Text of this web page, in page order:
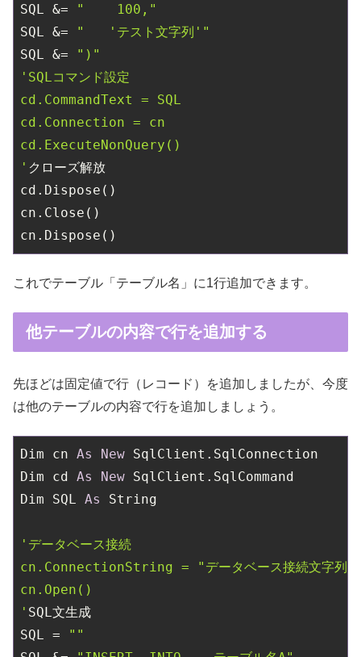
SQL &=
"    100,"
SQL &=
"   'テスト文字列'"
SQL &=
")"
'SQLコマンド設定
cd.CommandText = SQL
cd.Connection = cn
cd.ExecuteNonQuery()
' クローズ解放
cd.Dispose()
cn.Close()
これでテーブル「テーブル名」に1行追加できます。
他テーブルの内容で行を追加する
先ほどは固定値で行（レコード）を追加しましたが、今度
は他のテーブルの内容で行を追加しましょう。
Dim cn As New SqlClient.SqlConnection
Dim cd As New SqlClient.SqlCommand
Dim SQL As String
'データベース接続
cn.ConnectionString = "データベース接続文字列"
cn.Open()
' SQL文生成
SQL =
""